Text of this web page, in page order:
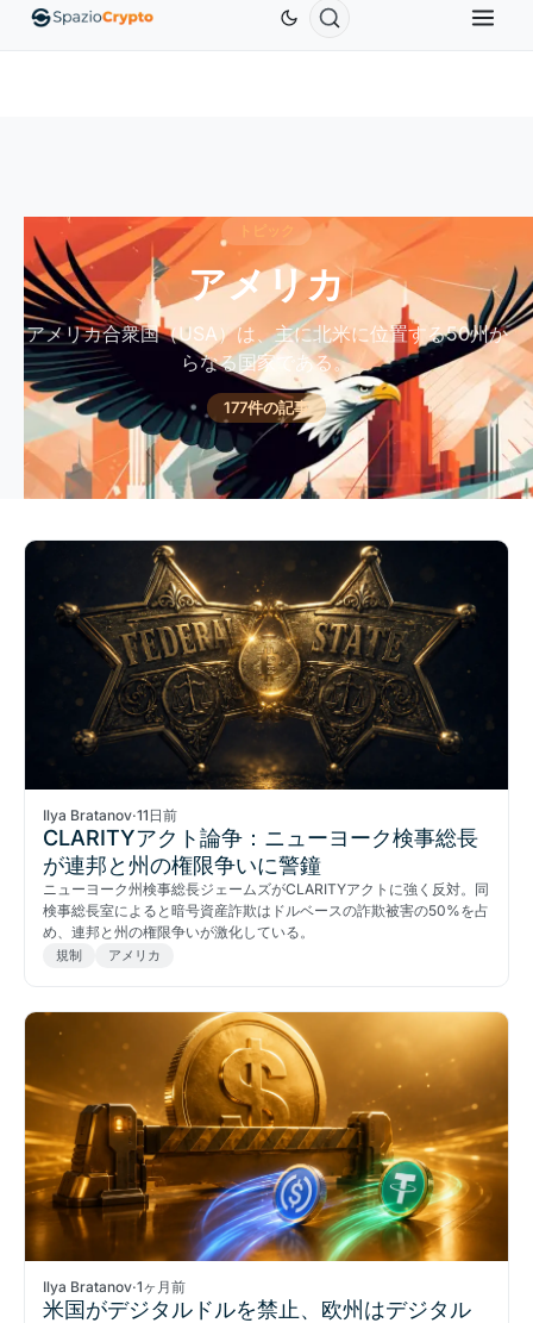
EthereumETH$1,880.58 Tether USDT$0.9991 BNBBNB
トピック
アメリカ
アメリカ合衆国（USA）は、主に北米に位置する50州か
らなる国家である。
177件の記事
Ilya Bratanov·11日前
CLARITYアクト論争：ニューヨーク検事総長
が連邦と州の権限争いに警鐘
ニューヨーク州検事総長ジェームズがCLARITYアクトに強く反対。同
検事総長室によると暗号資産詐欺はドルベースの詐欺被害の50%を占
め、連邦と州の権限争いが激化している。
規制 アメリカ
Ilya Bratanov·1ヶ月前
米国がデジタルドルを禁止、欧州はデジタル